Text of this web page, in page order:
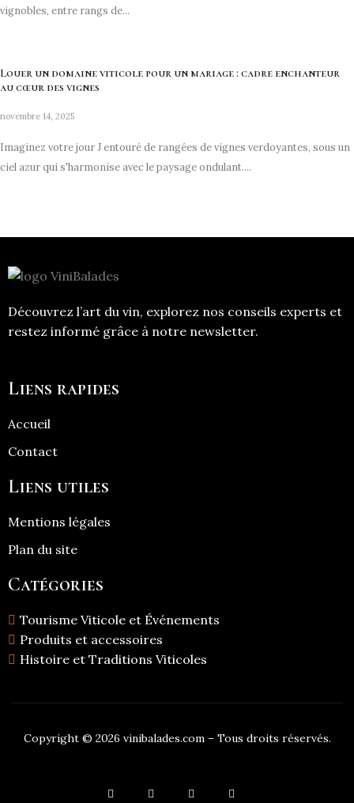
vignobles, entre rangs de...
Louer un domaine viticole pour un mariage : cadre enchanteur
au cœur des vignes
novembre 14, 2025
Imaginez votre jour J entouré de rangées de vignes verdoyantes, sous un
ciel azur qui s'harmonise avec le paysage ondulant....
Découvrez l’art du vin, explorez nos conseils experts et
restez informé grâce à notre newsletter.
Liens rapides
Accueil
Contact
Liens utiles
Mentions légales
Plan du site
Catégories
Tourisme Viticole et Événements
Produits et accessoires
Histoire et Traditions Viticoles
Copyright © 2026 vinibalades.com – Tous droits réservés.